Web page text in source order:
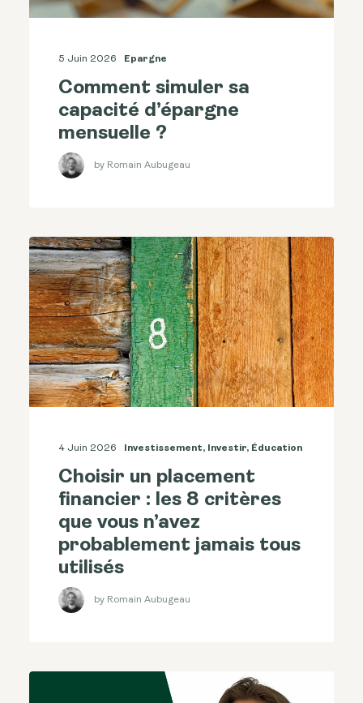
5 Juin 2026 Epargne
Comment simuler sa
capacité d’épargne
mensuelle ?
by Romain Aubugeau
4 Juin 2026 Investissement, Investir, Éducation
Choisir un placement
financier : les 8 critères
que vous n’avez
probablement jamais tous
utilisés
by Romain Aubugeau